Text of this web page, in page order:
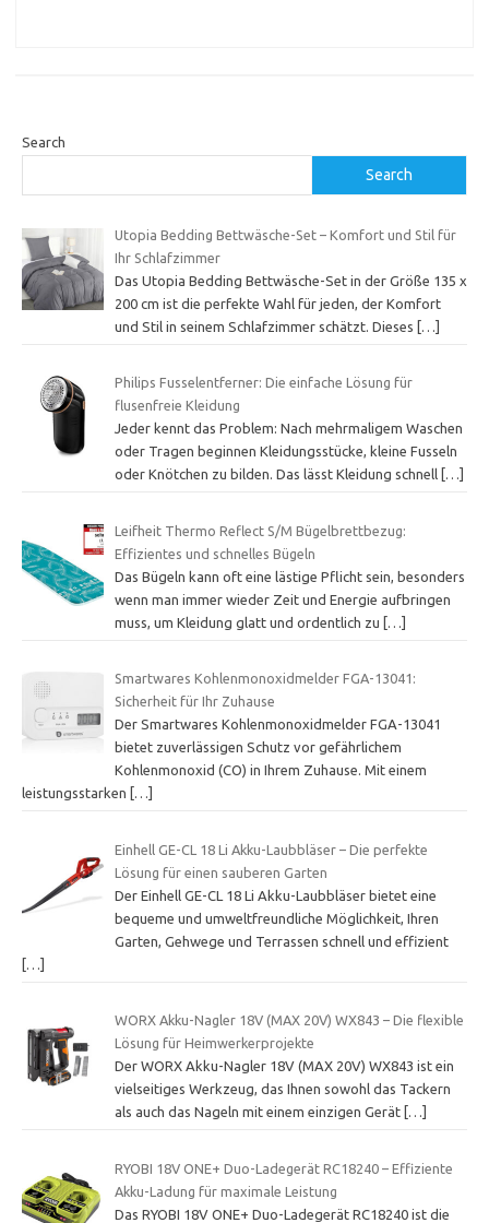
Search
Search
Utopia Bedding Bettwäsche-Set – Komfort und Stil für
Ihr Schlafzimmer
Das Utopia Bedding Bettwäsche-Set in der Größe 135 x
200 cm ist die perfekte Wahl für jeden, der Komfort
und Stil in seinem Schlafzimmer schätzt. Dieses
[…]
Philips Fusselentferner: Die einfache Lösung für
flusenfreie Kleidung
Jeder kennt das Problem: Nach mehrmaligem Waschen
oder Tragen beginnen Kleidungsstücke, kleine Fusseln
oder Knötchen zu bilden. Das lässt Kleidung schnell […]
Leifheit Thermo Reflect S/M Bügelbrettbezug:
Effizientes und schnelles Bügeln
Das Bügeln kann oft eine lästige Pflicht sein, besonders
wenn man immer wieder Zeit und Energie aufbringen
muss, um Kleidung glatt und ordentlich zu
[…]
Smartwares Kohlenmonoxidmelder FGA-13041:
Sicherheit für Ihr Zuhause
Der Smartwares Kohlenmonoxidmelder FGA-13041
bietet zuverlässigen Schutz vor gefährlichem
Kohlenmonoxid (CO) in Ihrem Zuhause. Mit einem
leistungsstarken
[…]
Einhell GE-CL 18 Li Akku-Laubbläser – Die perfekte
Lösung für einen sauberen Garten
Der Einhell GE-CL 18 Li Akku-Laubbläser bietet eine
bequeme und umweltfreundliche Möglichkeit, Ihren
Garten, Gehwege und Terrassen schnell und effizient
[…]
WORX Akku-Nagler 18V (MAX 20V) WX843 – Die flexible
Lösung für Heimwerkerprojekte
Der WORX Akku-Nagler 18V (MAX 20V) WX843 ist ein
vielseitiges Werkzeug, das Ihnen sowohl das Tackern
als auch das Nageln mit einem einzigen Gerät […]
RYOBI 18V ONE+ Duo-Ladegerät RC18240 – Effiziente
Akku-Ladung für maximale Leistung
Das RYOBI 18V ONE+ Duo-Ladegerät RC18240 ist die